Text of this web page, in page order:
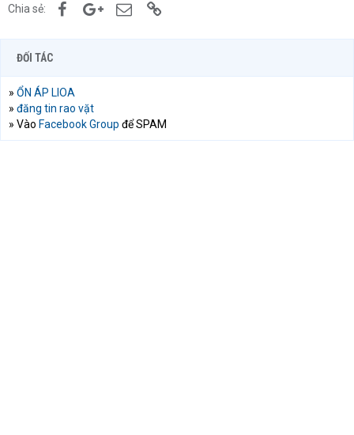
Chia sẻ: FacebookGoogle+Email
ĐỐI TÁC
» ỔN ÁP LIOA
» đăng tin rao vặt
» Vào Facebook Group để SPAM